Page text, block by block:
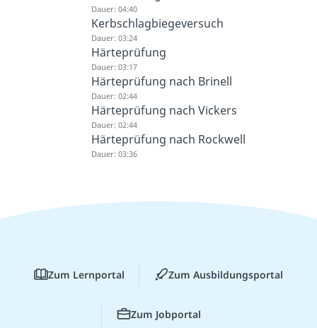
Dauer: 04:40
Kerbschlagbiegeversuch
Dauer: 03:24
Härteprüfung
Dauer: 03:17
Härteprüfung nach Brinell
Dauer: 02:44
Härteprüfung nach Vickers
Dauer: 02:44
Härteprüfung nach Rockwell
Dauer: 03:36
Zum Lernportal Zum Ausbildungsportal
Zum Jobportal